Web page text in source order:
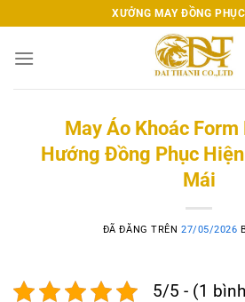
đến
nội
XƯỞNG MAY ĐỒNG
May Áo Khoác Form
Hướng Đồng Phục
Mái
ĐÃ ĐĂNG TRÊN27/05/2026
5/5 - (1